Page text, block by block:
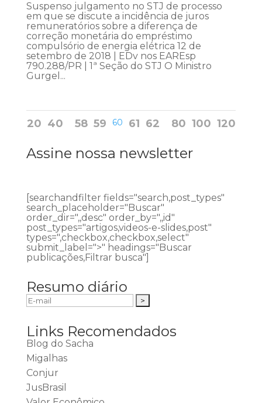
Suspenso julgamento no STJ de processo
em que se discute a incidência de juros
remuneratórios sobre a diferença de
correção monetária do empréstimo
compulsório de energia elétrica 12 de
setembro de 2018 | EDv nos EAREsp
790.288/PR | 1ª Seção do STJ O Ministro
Gurgel...
20 40 58 59 60 61 62 80 100 120
Assine nossa newsletter
[searchandfilter fields="search,post_types"
search_placeholder="Buscar"
order_dir=",,desc" order_by=",,id"
post_types="artigos,videos-e-slides,post"
types=",checkbox,checkbox,select"
submit_label=">" headings="Buscar
publicações,Filtrar busca"]
Resumo diário
Links Recomendados
Blog do Sacha
Migalhas
Conjur
JusBrasil